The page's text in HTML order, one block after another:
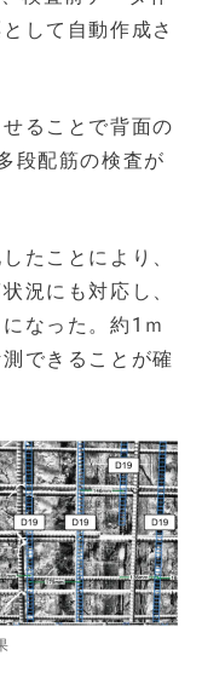
して自動作成さ
ることで背面の
段配筋の検査が
たことにより、
況にも対応し、
なった。約1ｍ
できることが確